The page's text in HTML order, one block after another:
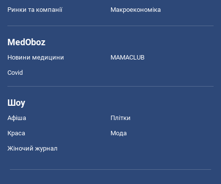
Ринки та компанії Макроекономіка
MedOboz
Новини медицини MAMACLUB
Covid
Шоу
Афіша Плітки
Краса Мода
Жіночий журнал